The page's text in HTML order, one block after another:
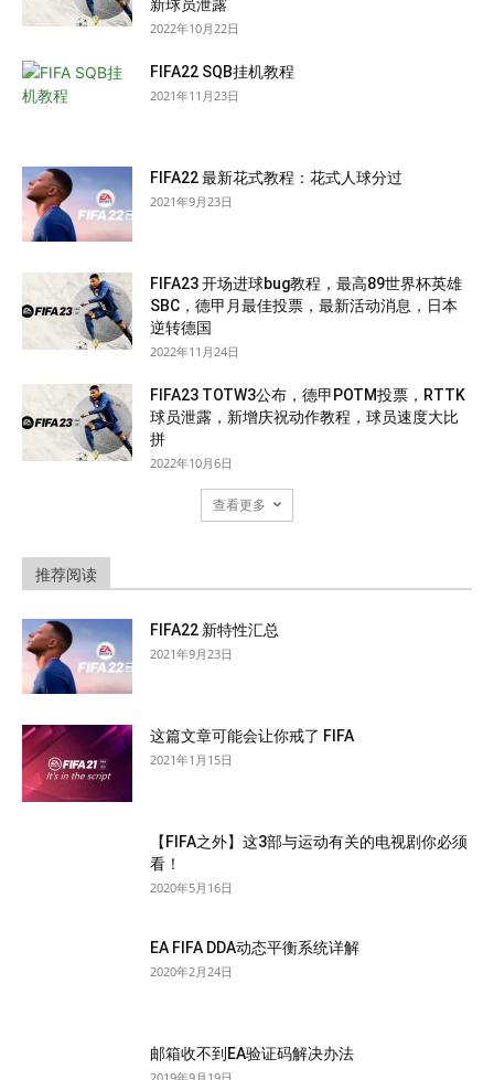
新球员泄露
2022年10月22日
FIFA22 SQB挂机教程
2021年11月23日
FIFA22 最新花式教程：花式人球分过
2021年9月23日
FIFA23 开场进球bug教程，最高89世界杯英雄
SBC，德甲月最佳投票，最新活动消息，日本
逆转德国
2022年11月24日
FIFA23 TOTW3公布，德甲POTM投票，RTTK
球员泄露，新增庆祝动作教程，球员速度大比
拼
2022年10月6日
查看更多
推荐阅读
FIFA22 新特性汇总
2021年9月23日
这篇文章可能会让你戒了 FIFA
2021年1月15日
【FIFA之外】这3部与运动有关的电视剧你必须
看！
2020年5月16日
EA FIFA DDA动态平衡系统详解
2020年2月24日
邮箱收不到EA验证码解决办法